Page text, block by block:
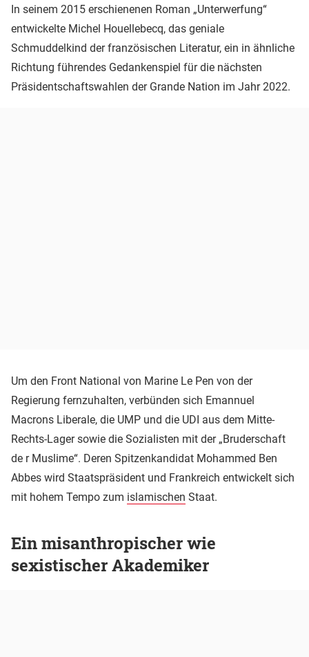
In seinem 2015 erschienenen Roman „Unterwerfung“
entwickelte Michel Houellebecq, das geniale
Schmuddelkind der französischen Literatur, ein in ähnliche
Richtung führendes Gedankenspiel für die nächsten
Präsidentschaftswahlen der Grande Nation im Jahr 2022.
Um den Front National von Marine Le Pen von der
Regierung fernzuhalten, verbünden sich Emannuel
Macrons Liberale, die UMP und die UDI aus dem Mitte-
Rechts-Lager sowie die Sozialisten mit der „Bruderschaft
de r Muslime“. Deren Spitzenkandidat Mohammed Ben
Abbes wird Staatspräsident und Frankreich entwickelt sich
mit hohem Tempo zum islamischen Staat.
Ein misanthropischer wie
sexistischer Akademiker